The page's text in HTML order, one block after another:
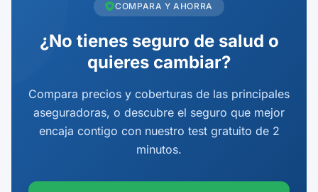
COMPARA Y AHORRA
¿No tienes seguro de salud o
quieres cambiar?
Compara precios y coberturas de las principales
aseguradoras, o descubre el seguro que mejor
encaja contigo con nuestro test gratuito de 2
minutos.